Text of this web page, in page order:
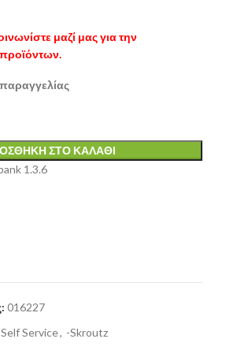
μαζί μας για την
ΣΤΟ ΚΑΛΆΘΙ
016227
Service, -Skroutz